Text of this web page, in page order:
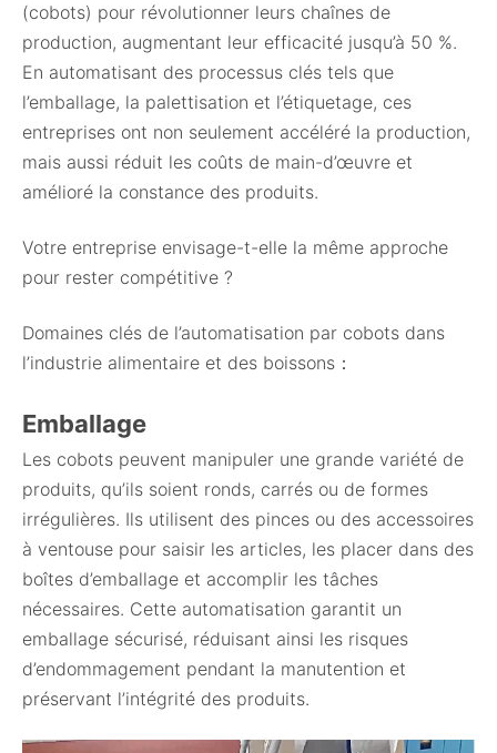
(cobots) pour révolutionner leurs chaînes de
production, augmentant leur efficacité jusqu’à 50 %.
En automatisant des processus clés tels que
l’emballage, la palettisation et l’étiquetage, ces
entreprises ont non seulement accéléré la production,
mais aussi réduit les coûts de main-d’œuvre et
amélioré la constance des produits.
Votre entreprise envisage-t-elle la même approche
pour rester compétitive ?
Domaines clés de l’automatisation par cobots dans
l’industrie alimentaire et des boissons：
Emballage
Les cobots peuvent manipuler une grande variété de
produits, qu’ils soient ronds, carrés ou de formes
irrégulières. Ils utilisent des pinces ou des accessoires
à ventouse pour saisir les articles, les placer dans des
boîtes d’emballage et accomplir les tâches
nécessaires. Cette automatisation garantit un
emballage sécurisé, réduisant ainsi les risques
d’endommagement pendant la manutention et
préservant l’intégrité des produits.